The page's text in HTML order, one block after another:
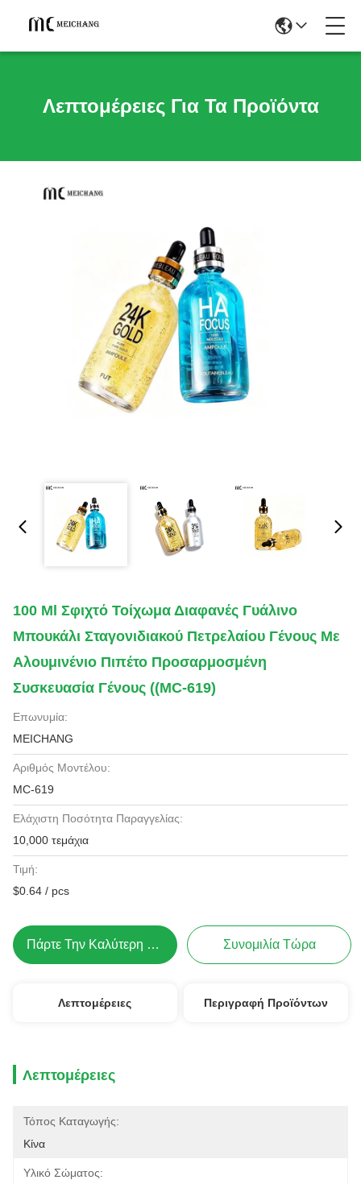
Λεπτομέρειες Για Τα Προϊόντα
100 Ml Σφιχτό Τοίχωμα Διαφανές Γυάλινο
Μπουκάλι Σταγονιδιακού Πετρελαίου Γένους Με
Αλουμινένιο Πιπέτο Προσαρμοσμένη
Συσκευασία Γένους ((MC-619)
Επωνυμία:
MEICHANG
Αριθμός Μοντέλου:
MC-619
Ελάχιστη Ποσότητα Παραγγελίας:
10,000 τεμάχια
Τιμή:
$0.64 / pcs
Πάρτε Την Καλύτερη Τιμή Συνομιλία Τώρα
Λεπτομέρειες Περιγραφή Προϊόντων
Λεπτομέρειες
Τόπος Καταγωγής:
Κίνα
Υλικό Σώματος: